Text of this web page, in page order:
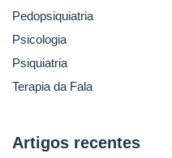
Pedopsiquiatria
Psicologia
Psiquiatria
Terapia da Fala
Artigos recentes